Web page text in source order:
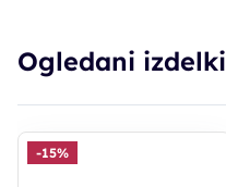
Ogledani izdelki
-15%